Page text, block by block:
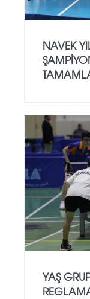
NAVEK
YAŞ